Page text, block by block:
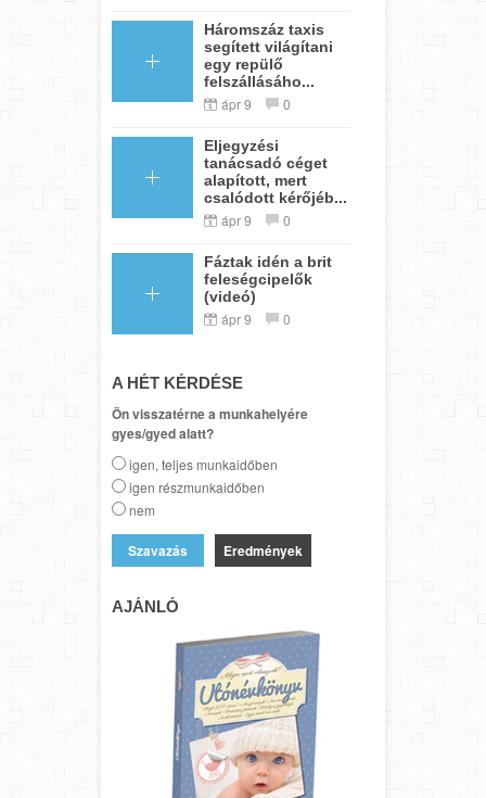
Háromszáz taxis
segített világítani
egy repülő
felszállásáho...
ápr 9 0
Eljegyzési
tanácsadó céget
alapított, mert
csalódott kérőjéb...
ápr 9 0
Fáztak idén a brit
feleségcipelők
(videó)
ápr 9 0
A HÉT KÉRDÉSE
Ön visszatérne a munkahelyére
gyes/gyed alatt?
igen, teljes munkaidőben
igen részmunkaidőben
nem
Eredmények
AJÁNLÓ